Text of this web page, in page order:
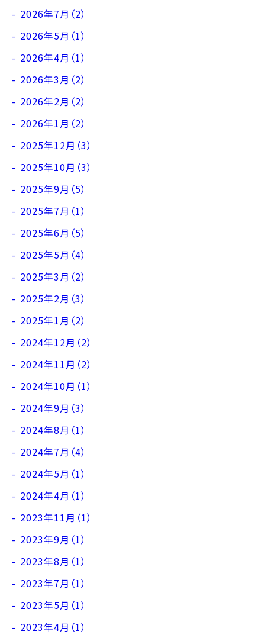
2026年7月（2）
2026年5月（1）
2026年4月（1）
2026年3月（2）
2026年2月（2）
2026年1月（2）
2025年12月（3）
2025年10月（3）
2025年9月（5）
2025年7月（1）
2025年6月（5）
2025年5月（4）
2025年3月（2）
2025年2月（3）
2025年1月（2）
2024年12月（2）
2024年11月（2）
2024年10月（1）
2024年9月（3）
2024年8月（1）
2024年7月（4）
2024年5月（1）
2024年4月（1）
2023年11月（1）
2023年9月（1）
2023年8月（1）
2023年7月（1）
2023年5月（1）
2023年4月（1）